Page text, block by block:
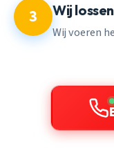
3 Wij
Wij voeren